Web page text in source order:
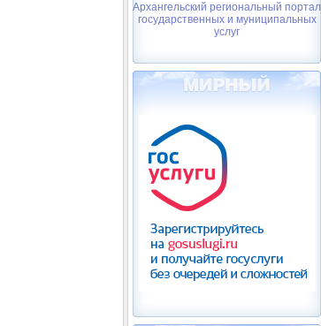
Архангельский региональный портал
государственных и муниципальных
услуг